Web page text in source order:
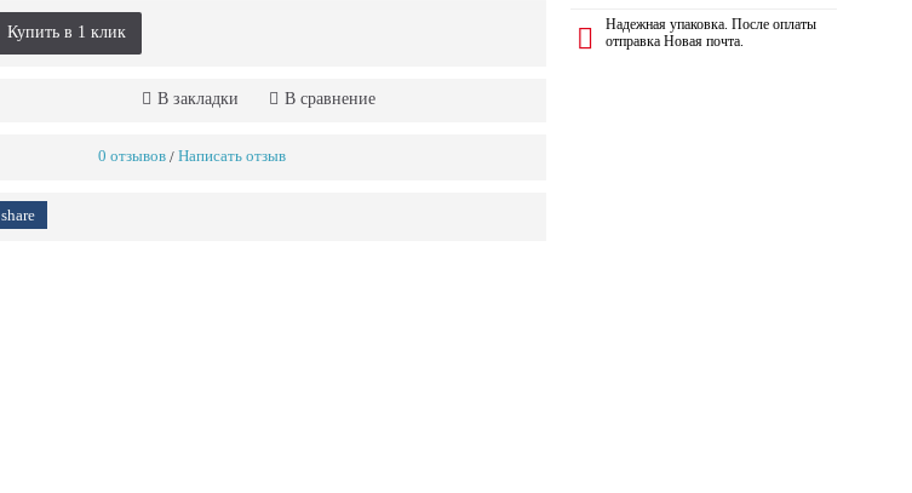
Надежная упаковка. После оплаты
отправка Новая почта.
Купить в 1 клик
В закладки В сравнение
0 отзывов / Написать отзыв
share